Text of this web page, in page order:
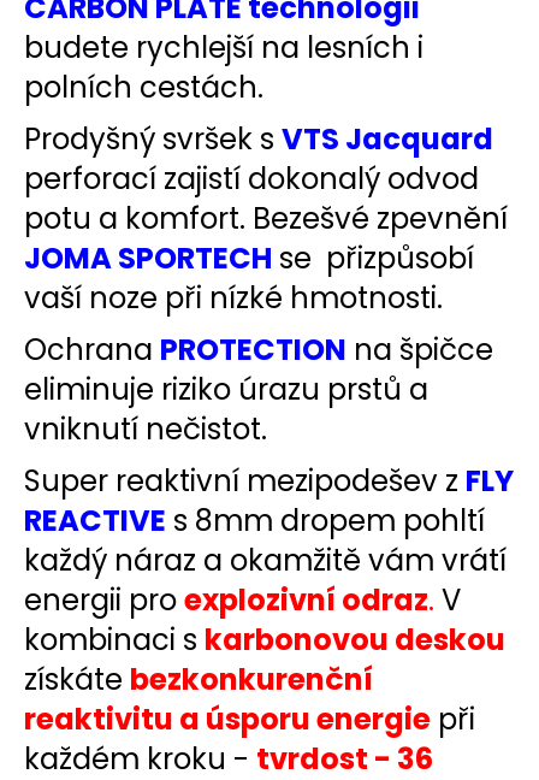
budete rychlejší na lesních i
polních cestách.
Prodyšný svršek s VTS Jacquard
perforací zajistí dokonalý odvod
potu a komfort. Bezešvé zpevnění
JOMA SPORTECH se přizpůsobí
vaší noze při nízké hmotnosti.
Ochrana PROTECTION na špičce
eliminuje riziko úrazu prstů a
vniknutí nečistot.
Super reaktivní mezipodešev z FLY
REACTIVE s 8mm dropem pohltí
každý náraz a okamžitě vám vrátí
energii proexplozivní odraz. V
kombinaci s karbonovou deskou
získáte bezkonkurenční
reaktivitu a úsporu energie při
každém kroku - tvrdost - 36
2
199
Původně:
3
000
Kč